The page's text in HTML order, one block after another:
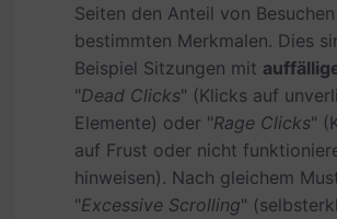
Seiten den Anteil von
bestimmten Merkmalen. Dies
Beispiel Sitzungen mit
"Dead Clicks" (Klicks auf
Elemente) oder "Rage Clicks"
auf Frust oder nicht
hinweisen). Nach gleichem
"Excessive Scrolling"